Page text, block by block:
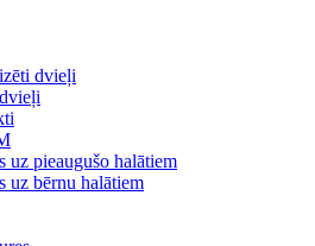
dvieļi
uz pieaugušo halātiem
uz bērnu halātiem